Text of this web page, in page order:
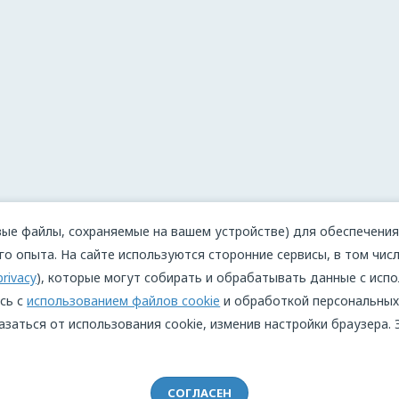
файлы, сохраняемые на вашем устройстве) для
опыта. На сайте используются сторонние сервисы, в том
), которые могут собирать и обрабатывать данные с
сиспользованием файлов cookie и обработкой
от использования cookie, изменив настройки
СОГЛАСЕН